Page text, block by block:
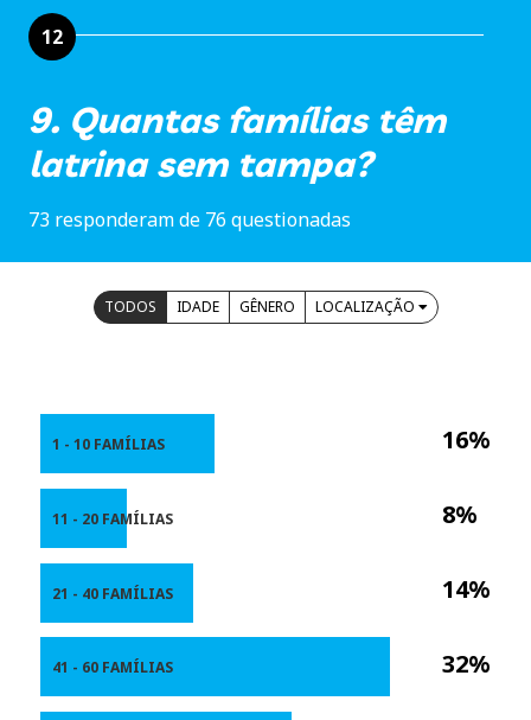
12
9. Quantas famílias têm
latrina sem tampa?
73 responderam de 76 questionadas
TODOS IDADE GÊNERO LOCALIZAÇÃO
16%
8%
14%
32%
1 - 10 FAMÍLIAS
11 - 20 FAMÍLIAS
21 - 40 FAMÍLIAS
41 - 60 FAMÍLIAS